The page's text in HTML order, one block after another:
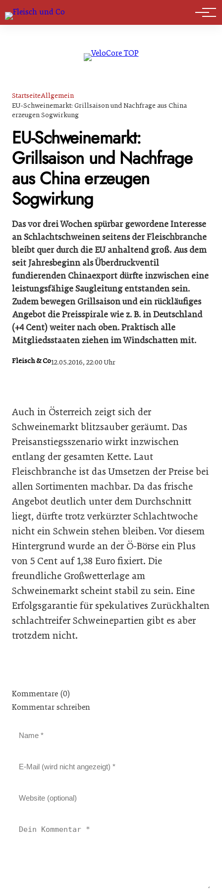
Marktführer
StartseiteAllgemein
EU-Schweinemarkt: Grillsaison und Nachfrage aus China
erzeugen Sogwirkung
EU-Schweinemarkt:
Grillsaison und Nachfrage
aus China erzeugen
Sogwirkung
Das vor drei Wochen spürbar gewordene Interesse
an Schlachtschweinen seitens der Fleischbranche
bleibt quer durch die EU anhaltend groß. Aus dem
seit Jahresbeginn als Überdruckventil
fundierenden Chinaexport dürfte inzwischen eine
leistungsfähige Saugleitung entstanden sein.
Zudem bewegen Grillsaison und ein rückläufiges
Angebot die Preisspirale wie z. B. in Deutschland
(+4 Cent) weiter nach oben. Praktisch alle
Mitgliedsstaaten ziehen im Windschatten mit.
Fleisch & Co12.05.2016, 22:00 Uhr
Auch in Österreich zeigt sich der
Schweinemarkt blitzsauber geräumt. Das
Preisanstiegsszenario wirkt inzwischen
entlang der gesamten Kette. Laut
Fleischbranche ist das Umsetzen der Preise bei
allen Sortimenten machbar. Da das frische
Angebot deutlich unter dem Durchschnitt
liegt, dürfte trotz verkürzter Schlachtwoche
nicht ein Schwein stehen bleiben. Vor diesem
Hintergrund wurde an der Ö-Börse ein Plus
von 5 Cent auf 1,38 Euro fixiert. Die
freundliche Großwetterlage am
Schweinemarkt scheint stabil zu sein. Eine
Erfolgsgarantie für spekulatives Zurückhalten
schlachtreifer Schweinepartien gibt es aber
trotzdem nicht.
Kommentare (0)
Kommentar schreiben